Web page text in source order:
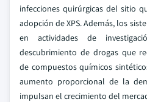
infecciones quirúrgicas del sitio
adopción de XPS. Además, los
en actividades de
descubrimiento de drogas que
de compuestos químicos
aumento proporcional de la
impulsan el crecimiento del